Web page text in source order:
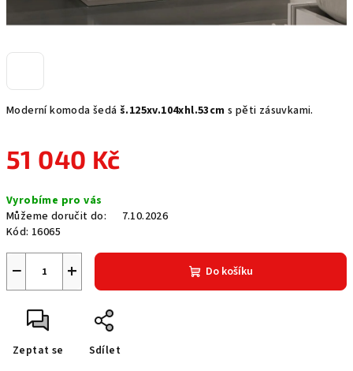
Moderní komoda šedá š.125xv.104xhl.53cm s pěti zásuvkami.
51 040 Kč
cena:
Vyrobíme pro vás
Můžeme doručit do:
7.10.2026
Kód: 16065
+
− Do košíku
Zeptat se Sdílet